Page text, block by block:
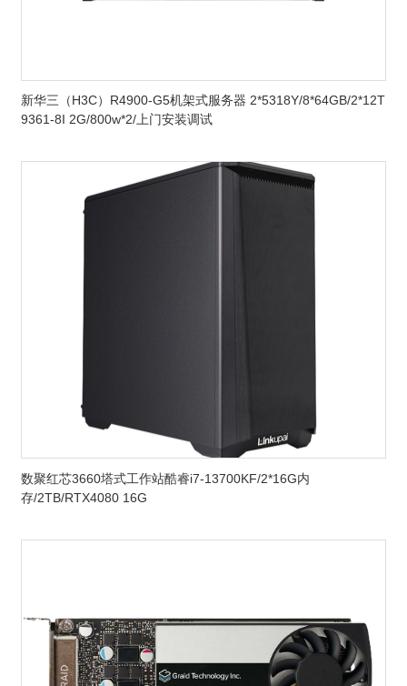
新华三（H3C）R4900-G5机架式服务器 2*5318Y/8*64GB/2*12T
9361-8I 2G/800w*2/上门安装调试
数聚红芯3660塔式工作站酷睿i7-13700KF/2*16G内
存/2TB/RTX4080 16G